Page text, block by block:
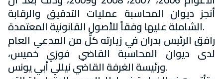
أنجز ديوان المحاسبة عمليات التدقيق والرقابة
الشاملة عليها وفقاً للأصول القانونية المعتمدة.
رافق الرئيس بدران في زيارته كلٌّ من المدعي العام
لدى ديوان المحاسبة القاضي فوزي خميس،
ورئيسة الغرفة القاضي نيللي أبي يونس.